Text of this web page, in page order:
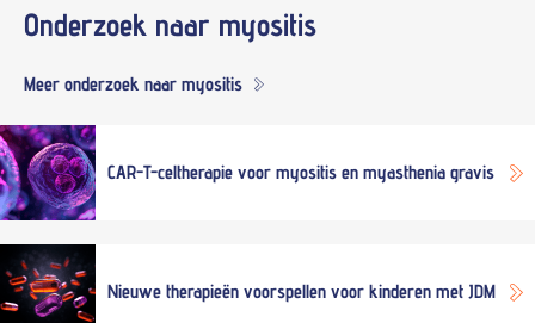
Onderzoek naar myositis
Meer onderzoek naar myositis
CAR-T-celtherapie voor myositis en myasthenia gravis
Nieuwe therapieën voorspellen voor kinderen met JDM